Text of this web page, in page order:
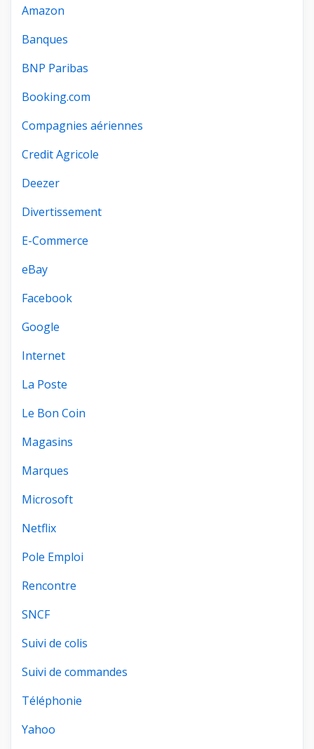
Amazon
Banques
BNP Paribas
Booking.com
Compagnies aériennes
Credit Agricole
Deezer
Divertissement
E-Commerce
eBay
Facebook
Google
Internet
La Poste
Le Bon Coin
Magasins
Marques
Microsoft
Netflix
Pole Emploi
Rencontre
SNCF
Suivi de colis
Suivi de commandes
Téléphonie
Yahoo